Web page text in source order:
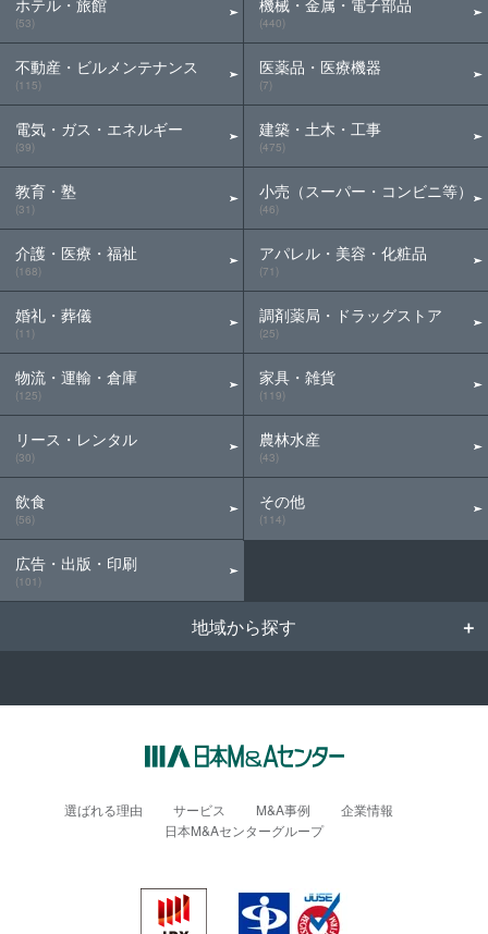
(53)
不動産・ビルメンテナンス
(115)
電気・ガス・エネルギー
(39)
教育・塾
(31)
介護・医療・福祉
(168)
婚礼・葬儀
(11)
物流・運輸・倉庫
(125)
リース・レンタル
(30)
飲食
(56)
広告・出版・印刷
(101)
(440)
医薬品・医療機器
(7)
建築・土木・工事
(475)
小売（スーパー・コンビニ等）
(46)
アパレル・美容・化粧品
(71)
調剤薬局・ドラッグストア
(25)
家具・雑貨
(119)
農林水産
(43)
その他
(114)
地域から探す
選ばれる理由 サービス M&A事例
企業情報
日本M&Aセンターグループ